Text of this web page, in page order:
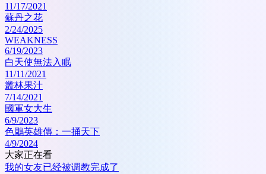
11/17/2021
蘇丹之花
2/24/2025
WEAKNESS
6/19/2023
白天使無法入眠
11/11/2021
叢林果汁
7/14/2021
國軍女大生
6/9/2023
色鵰英雄傳：一捅天下
4/9/2024
大家正在看
我的女友已经被调教完成了